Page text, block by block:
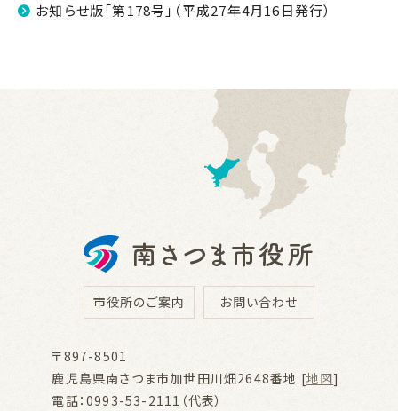
お知らせ版「第178号」（平成27年4月16日発行）
市役所のご案内 お問い合わせ
〒897-8501
鹿児島県南さつま市加世田川畑2648番地 [地図]
電話：0993-53-2111（代表）